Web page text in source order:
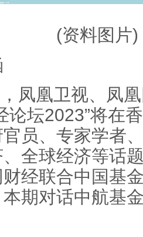
(资料图片)
凤凰卫视、凤
论坛2023”将在
员、专家学者
全球经济等话
经联合中国基
期对话中航基